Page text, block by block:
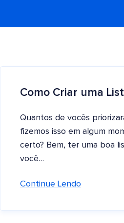
Como Criar uma
Quantos de vocês
fizemos isso em algum
certo? Bem, ter uma boa
você…
Continue Lendo